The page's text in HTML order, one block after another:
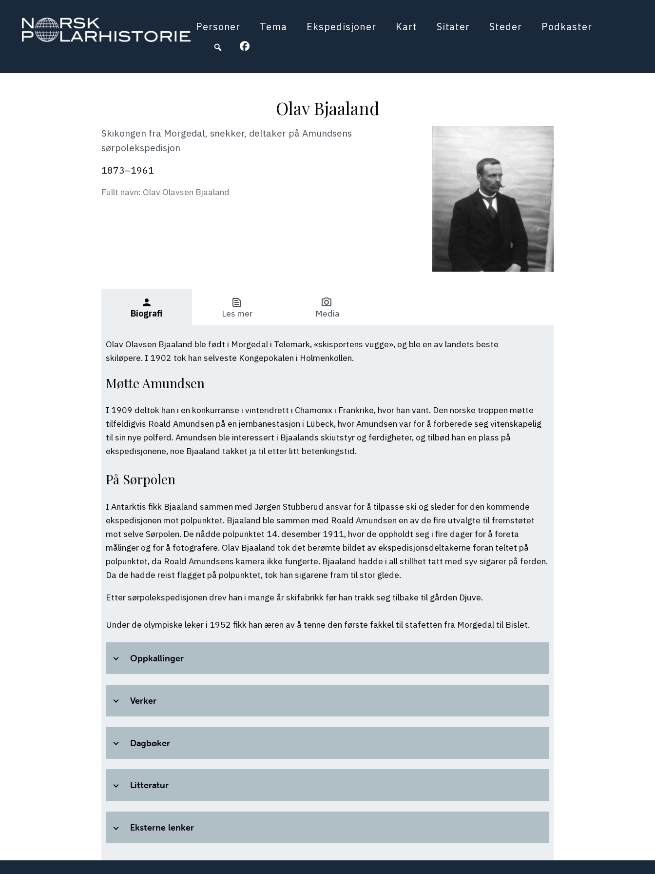
hovedinnholdet
Personer Tema Ekspedisjoner Kart Sitater Steder Podkaster
Olav Bjaaland
Skikongen fra Morgedal, snekker, deltaker på Amundsens
sørpolekspedisjon
1873–1961
Fullt navn: Olav Olavsen Bjaaland
person
Biografi
text_snippet
Les mer
photo_camera
Media
Olav Olavsen Bjaaland ble født i Morgedal i Telemark, «skisportens vugge», og ble en av landets beste
skiløpere. I 1902 tok han selveste Kongepokalen i Holmenkollen.
Møtte Amundsen
I 1909 deltok han i en konkurranse i vinteridrett i Chamonix i Frankrike, hvor han vant. Den norske troppen møtte
tilfeldigvis Roald Amundsen på en jernbanestasjon i Lübeck, hvor Amundsen var for å forberede seg vitenskapelig
til sin nye polferd. Amundsen ble interessert i Bjaalands skiutstyr og ferdigheter, og tilbød han en plass på
ekspedisjonene, noe Bjaaland takket ja til etter litt betenkingstid.
På Sørpolen
I Antarktis fikk Bjaaland sammen med Jørgen Stubberud ansvar for å tilpasse ski og sleder for den kommende
ekspedisjonen mot polpunktet. Bjaaland ble sammen med Roald Amundsen en av de fire utvalgte til fremstøtet
mot selve Sørpolen. De nådde polpunktet 14. desember 1911, hvor de oppholdt seg i fire dager for å foreta
målinger og for å fotografere. Olav Bjaaland tok det berømte bildet av ekspedisjonsdeltakerne foran teltet på
polpunktet, da Roald Amundsens kamera ikke fungerte. Bjaaland hadde i all stillhet tatt med syv sigarer på ferden.
Da de hadde reist flagget på polpunktet, tok han sigarene fram til stor glede.
Etter sørpolekspedisjonen drev han i mange år skifabrikk før han trakk seg tilbake til gården Djuve.
Under de olympiske leker i 1952 fikk han æren av å tenne den første fakkel til stafetten fra Morgedal til Bislet.
Oppkallinger
Verker
Dagbøker
Litteratur
Eksterne lenker